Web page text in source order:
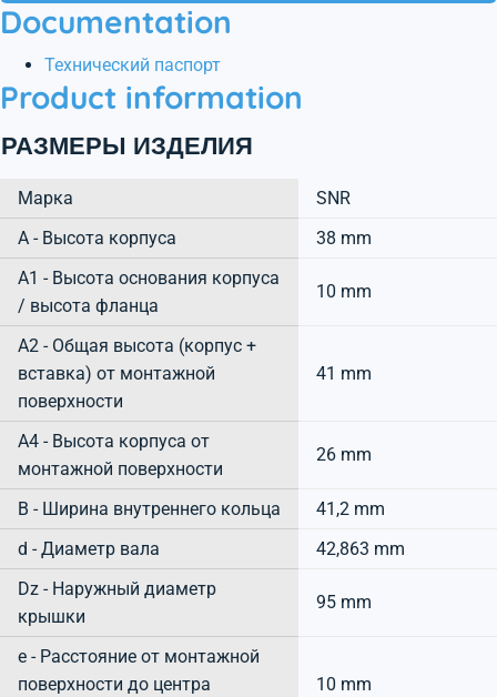
Documentation
Технический паспорт
Product information
РАЗМЕРЫ ИЗДЕЛИЯ
Марка
SNR
А - Высота корпуса
38 mm
A1 - Высота основания корпуса
/ высота фланца
10 mm
A2 - Общая высота (корпус +
вставка) от монтажной
поверхности
41 mm
A4 - Высота корпуса от
монтажной поверхности
26 mm
B - Ширина внутреннего кольца
41,2 mm
d - Диаметр вала
42,863 mm
Dz - Наружный диаметр
крышки
95 mm
e - Расстояние от монтажной
поверхности до центра
10 mm